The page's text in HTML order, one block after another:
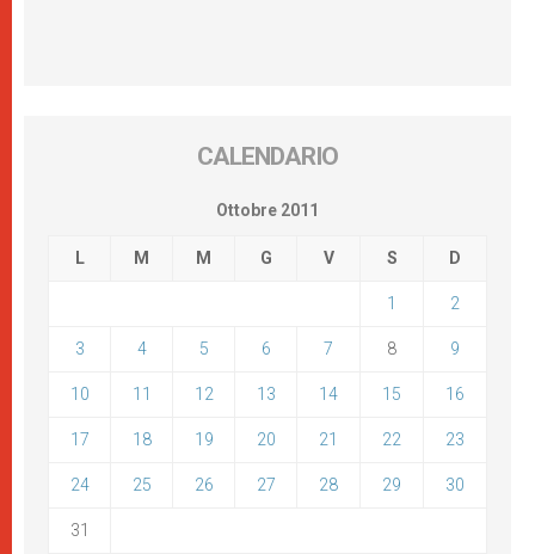
CALENDARIO
Ottobre 2011
L M M G V S D
1 2
3 4 5 6 7 8 9
10 11 12 13 14 15 16
17 18 19 20 21 22 23
24 25 26 27 28 29 30
31